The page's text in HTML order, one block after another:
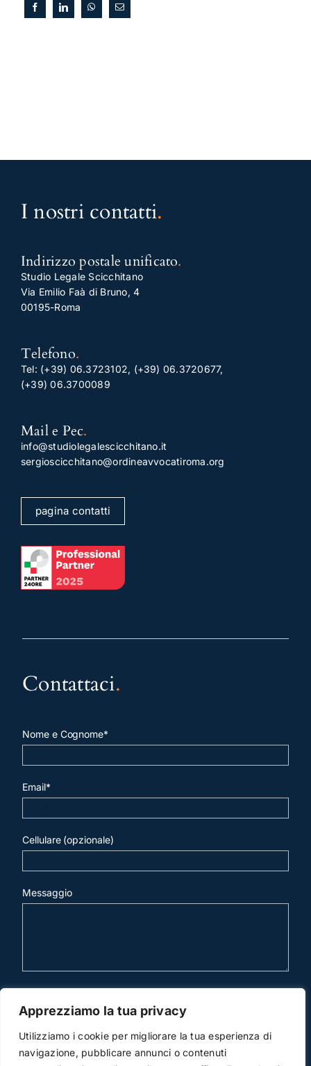
Apprezziamo la tua privacy
Utilizziamo i cookie per migliorare la tua esperienza di
navigazione, pubblicare annunci o contenuti
I nostri contatti.
Indirizzo postale unificato.
Studio Legale Scicchitano
Via Emilio Faà di Bruno, 4
00195-Roma
Telefono.
Tel: (+39) 06.3723102, (+39) 06.3720677,
(+39) 06.3700089
Mail e Pec.
info@studiolegalescicchitano.it
sergioscicchitano@ordineavvocatiroma.org
pagina contatti
Contattaci.
Nome e Cognome*
Email*
Cellulare (opzionale)
Messaggio
invia mail